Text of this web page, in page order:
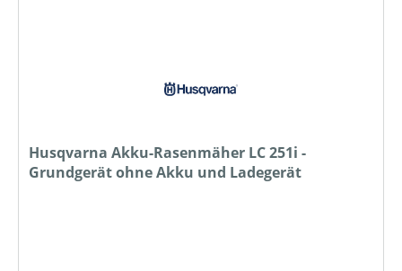
Husqvarna Akku-Rasenmäher LC 251i -
Grundgerät ohne Akku und Ladegerät